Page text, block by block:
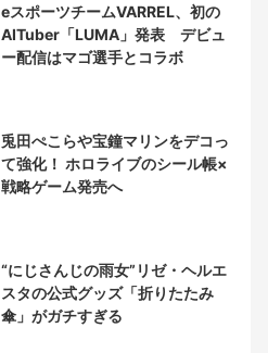
eスポーツチームVARREL、初の
AITuber「LUMA」発表 デビュ
ー配信はマゴ選手とコラボ
兎田ぺこらや宝鐘マリンをデコっ
て強化！ ホロライブのシール帳×
戦略ゲーム発売へ
“にじさんじの雨女”リゼ・ヘルエ
スタの公式グッズ「折りたたみ
傘」がガチすぎる